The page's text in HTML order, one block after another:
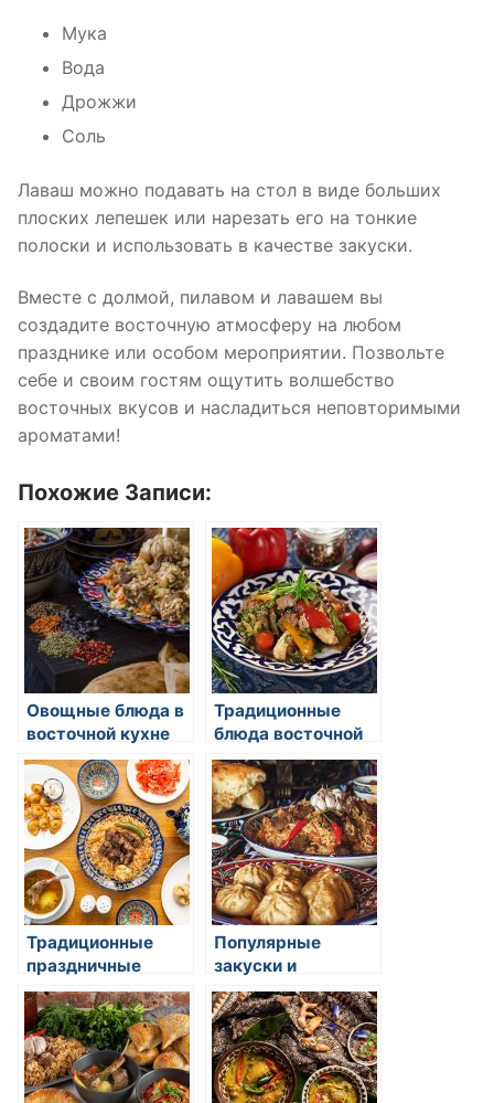
Мука
Вода
Дрожжи
Соль
Лаваш можно подавать на стол в виде больших
плоских лепешек или нарезать его на тонкие
полоски и использовать в качестве закуски.
Вместе с долмой, пилавом и лавашем вы
создадите восточную атмосферу на любом
празднике или особом мероприятии. Позвольте
себе и своим гостям ощутить волшебство
восточных вкусов и насладиться неповторимыми
ароматами!
Похожие Записи:
Овощные блюда в
восточной кухне
Традиционные
блюда восточной
кухни: сочетание
экзотики и
уникального вкуса
Традиционные
праздничные
блюда в восточной
кухне
Популярные
закуски и
холодные блюда в
восточной кухне